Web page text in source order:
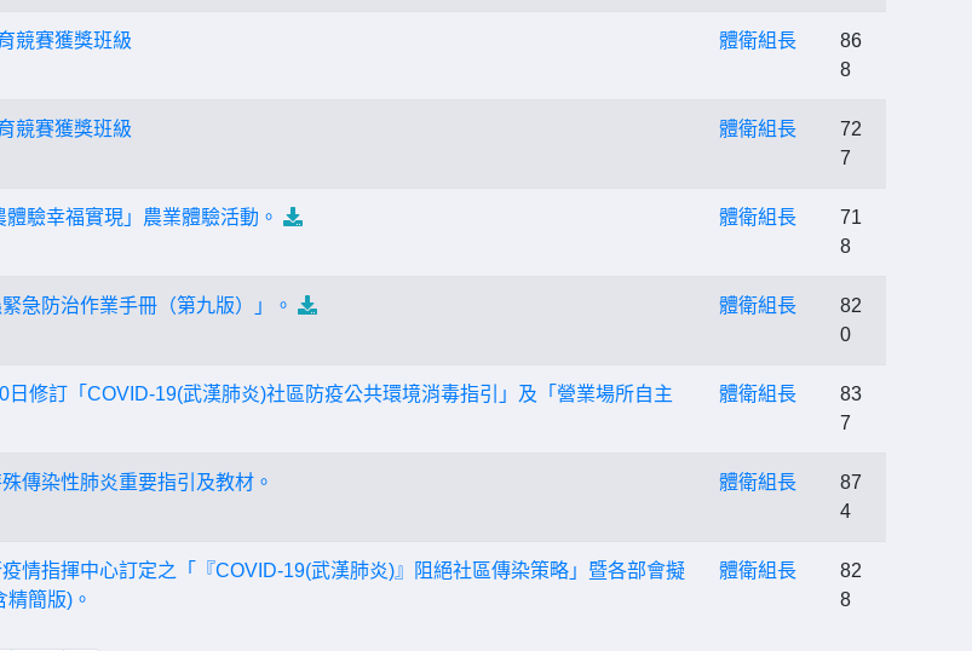
競賽獲獎班級 體衛組長
86
8
競賽獲獎班級 體衛組長
72
7
驗幸福實現」農業體驗活動。 體衛組長
71
8
急防治作業手冊（第九版）」。 體衛組長
82
0
修訂「COVID-19(武漢肺炎)社區防疫公共環境消毒指引」及「營業場所自主
體衛組長
83
7
傳染性肺炎重要指引及教材。 體衛組長
87
4
情指揮中心訂定之「『COVID-19(武漢肺炎)』阻絕社區傳染策略」暨各部會擬
簡版)。
體衛組長
82
8